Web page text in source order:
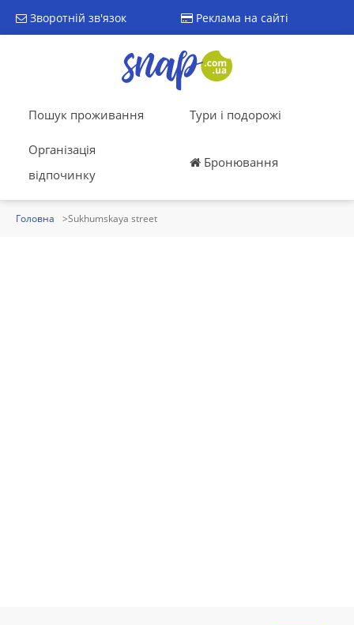
Зворотній зв'язок Реклама на сайті
Пошук проживання Тури і подорожі
Організація
відпочинку
Бронювання
Головна Sukhumskaya street